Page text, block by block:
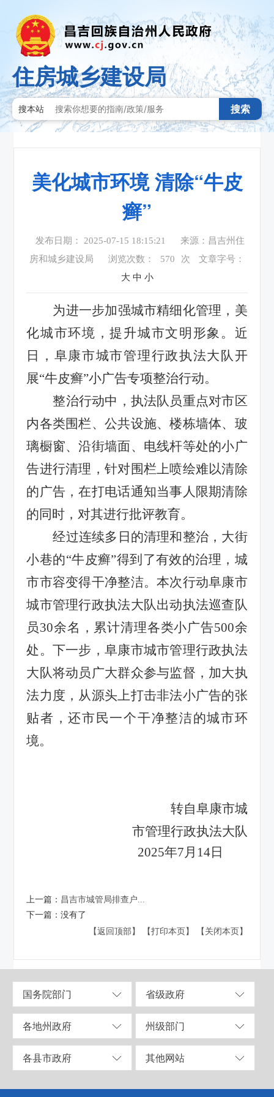
住房城乡建设局
搜本站 搜索
美化城市环境 清除“牛皮
癣”
发布日期： 2025-07-15 18:15:21
来源：昌吉州住
房和城乡建设局
浏览次数： 570 次
文章字号：
大 中 小
为进一步加强城市精细化管理，美
化城市环境，提升城市文明形象。近
日，阜康市城市管理行政执法大队开
展“牛皮癣”小广告专项整治行动。
整治行动中，执法队员重点对市区
内各类围栏、公共设施、楼栋墙体、玻
璃橱窗、沿街墙面、电线杆等处的小广
告进行清理，针对围栏上喷绘难以清除
的广告，在打电话通知当事人限期清除
的同时，对其进行批评教育。
经过连续多日的清理和整治，大街
小巷的“牛皮癣”得到了有效的治理，城
市市容变得干净整洁。本次行动阜康市
城市管理行政执法大队出动执法巡查队
员30余名，累计清理各类小广告500余
处。下一步，阜康市城市管理行政执法
大队将动员广大群众参与监督，加大执
法力度，从源头上打击非法小广告的张
贴者，还市民一个干净整洁的城市环
境。
转自阜康市城
市管理行政执法大队
2025年7月14日
上一篇： 昌吉市城管局排查户...
下一篇：没有了
【返回顶部】
【打印本页】 【关闭本页】
国务院部门 省级政府
各地州政府 州级部门
各县市政府 其他网站